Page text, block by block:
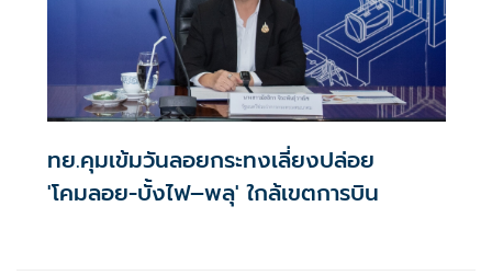
ทย.คุมเข้มวันลอยกระทงเลี่ยงปล่อย
'โคมลอย-บั้งไฟ–พลุ' ใกล้เขตการบิน